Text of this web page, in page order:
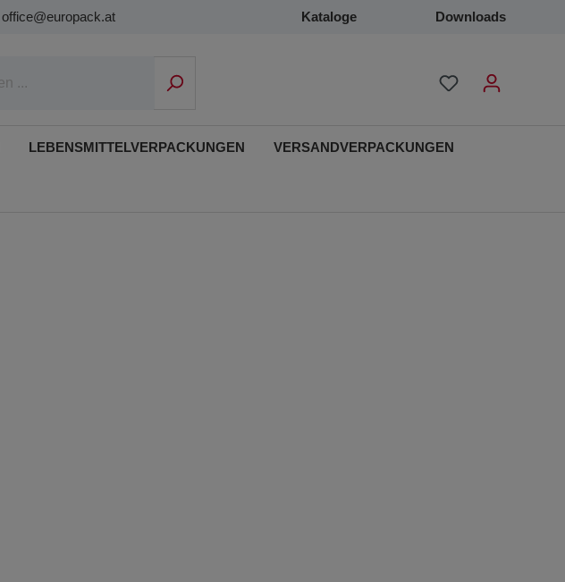
office@europack.at Kataloge Downloads
LEBENSMITTELVERPACKUNGEN VERSANDVERPACKUNGEN